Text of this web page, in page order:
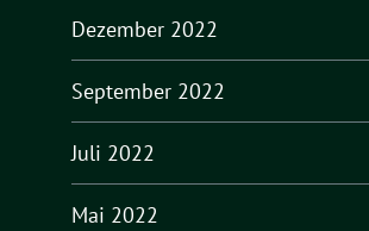
Dezember 2022
September 2022
Juli 2022
Mai 2022